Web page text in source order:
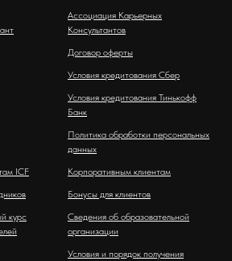
ICF
курс
Ассоциация Карьерных
Консультантов
Договор оферты
Условия кредитования Сбер
Условия кредитования Тинькофф
Банк
Политика обработки персональных
данных
Корпоративным клиентам
Бонусы для клиентов
Сведения об образовательной
организации
Условия и порядок получения